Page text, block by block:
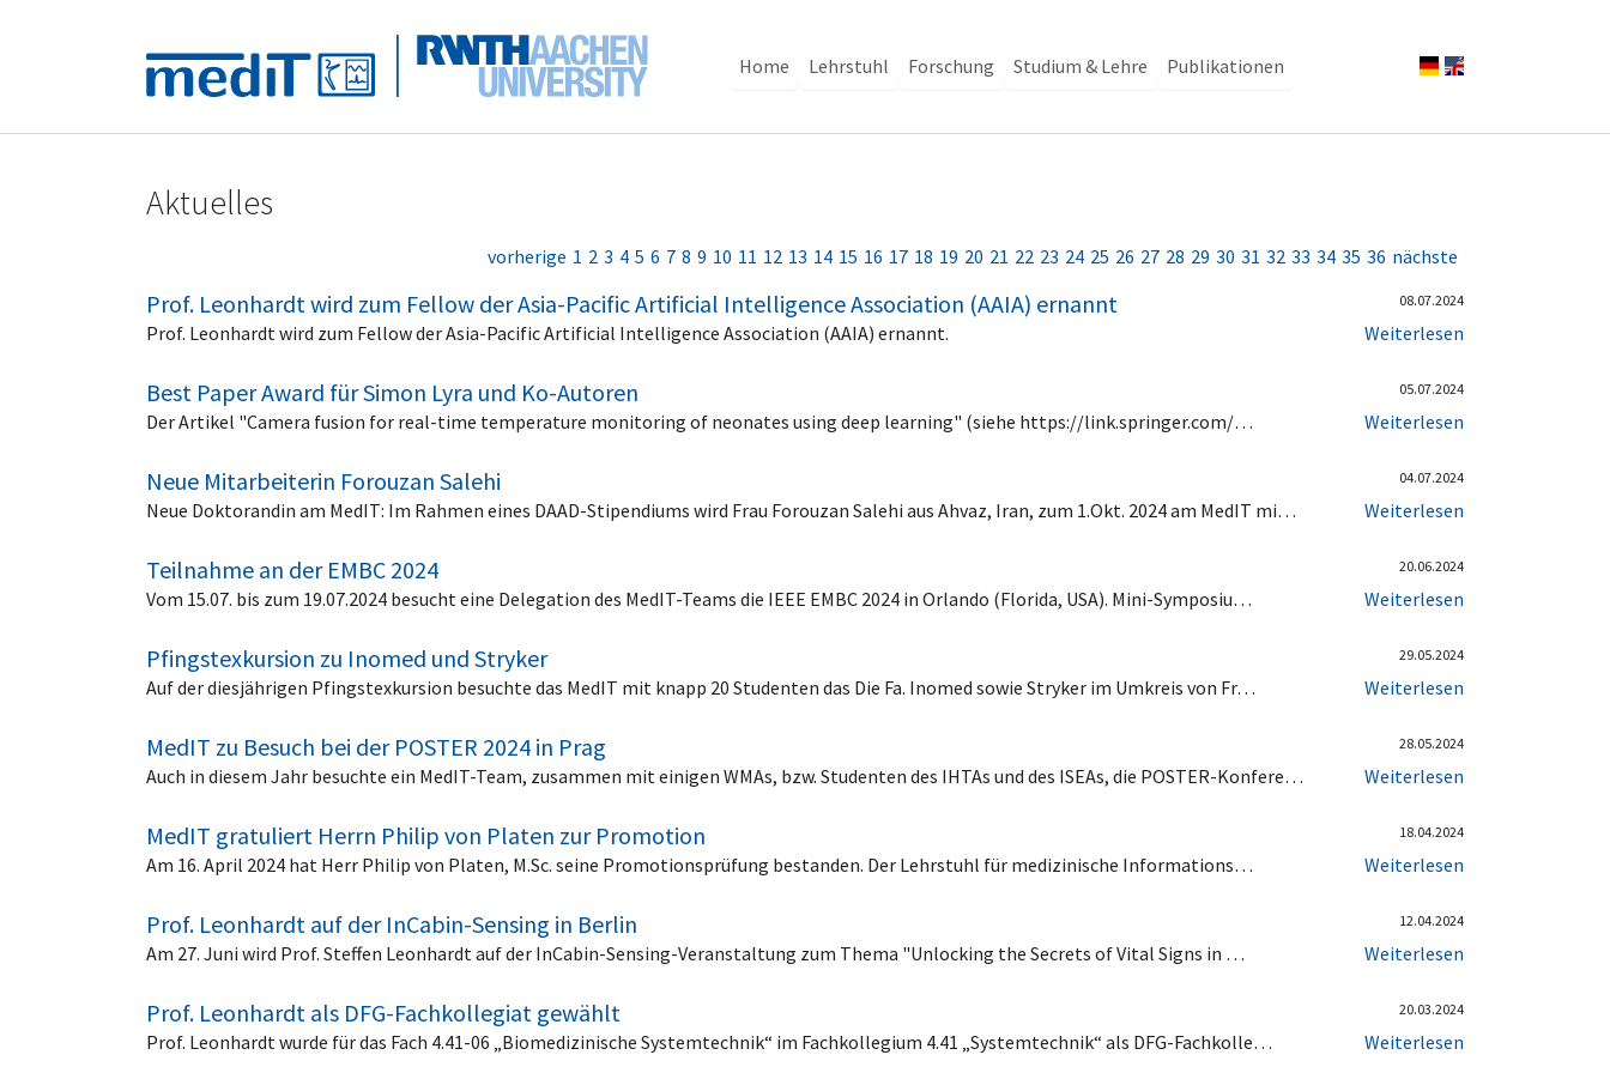
Home Lehrstuhl Forschung Studium & Lehre Publikationen
Aktuelles
vorherige 1 2 3 4 5 6 7 8 9 10 11 12 13 14 15 16 17 18 19 20 21 22 23 24 25 26 27 28 29 30 31 32 33 34 35 36 nächste
Prof. Leonhardt wird zum Fellow der Asia-Pacific Artificial Intelligence Association (AAIA) ernannt 08.07.2024
Prof. Leonhardt wird zum Fellow der Asia-Pacific Artificial Intelligence Association (AAIA) ernannt. Weiterlesen
Best Paper Award für Simon Lyra und Ko-Autoren 05.07.2024
Der Artikel "Camera fusion for real-time temperature monitoring of neonates using deep learning" (siehe https://link.springer.com/… Weiterlesen
Neue Mitarbeiterin Forouzan Salehi 04.07.2024
Neue Doktorandin am MedIT: Im Rahmen eines DAAD-Stipendiums wird Frau Forouzan Salehi aus Ahvaz, Iran, zum 1.Okt. 2024 am MedIT mi… Weiterlesen
Teilnahme an der EMBC 2024 20.06.2024
Vom 15.07. bis zum 19.07.2024 besucht eine Delegation des MedIT-Teams die IEEE EMBC 2024 in Orlando (Florida, USA). Mini-Symposiu… Weiterlesen
Pfingstexkursion zu Inomed und Stryker 29.05.2024
Auf der diesjährigen Pfingstexkursion besuchte das MedIT mit knapp 20 Studenten das Die Fa. Inomed sowie Stryker im Umkreis von Fr… Weiterlesen
MedIT zu Besuch bei der POSTER 2024 in Prag 28.05.2024
Auch in diesem Jahr besuchte ein MedIT-Team, zusammen mit einigen WMAs, bzw. Studenten des IHTAs und des ISEAs, die POSTER-Konfere… Weiterlesen
MedIT gratuliert Herrn Philip von Platen zur Promotion 18.04.2024
Am 16. April 2024 hat Herr Philip von Platen, M.Sc. seine Promotionsprüfung bestanden. Der Lehrstuhl für medizinische Informations… Weiterlesen
Prof. Leonhardt auf der InCabin-Sensing in Berlin 12.04.2024
Am 27. Juni wird Prof. Steffen Leonhardt auf der InCabin-Sensing-Veranstaltung zum Thema "Unlocking the Secrets of Vital Signs in … Weiterlesen
Prof. Leonhardt als DFG-Fachkollegiat gewählt 20.03.2024
Prof. Leonhardt wurde für das Fach 4.41-06 „Biomedizinische Systemtechnik“ im Fachkollegium 4.41 „Systemtechnik“ als DFG-Fachkolle… Weiterlesen